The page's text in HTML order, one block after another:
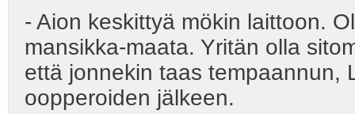
- Aion keskittyä mökin laittoon.
mansikka-maata. Yritän olla
että jonnekin taas tempaannun,
oopperoiden jälkeen.